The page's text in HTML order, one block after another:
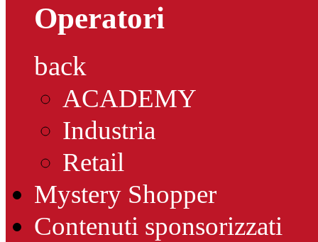
Operatori
back
ACADEMY
Industria
Retail
Mystery Shopper
Contenuti sponsorizzati